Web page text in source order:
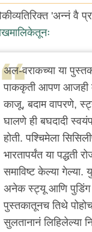
'अन्नं वै
अल-वराकच्या या
पाककृती आपण आजही
काजू, बदाम वापरणे,
घालणे ही बघदादी
होती. पश्चिमेला
भारतापर्यंत या पद्धती
समाविष्ट केल्या गेल्या.
अनेक स्ट्यू आणि पुडिंग
पुस्तकातूनच तिथे
सुलतानानं लिहिलेल्या